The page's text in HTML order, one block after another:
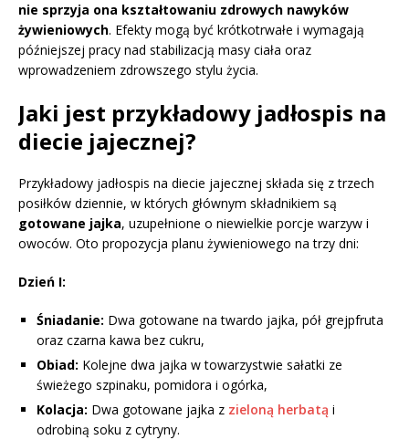
nie sprzyja ona kształtowaniu zdrowych nawyków
żywieniowych. Efekty mogą być krótkotrwałe i wymagają
późniejszej pracy nad stabilizacją masy ciała oraz
wprowadzeniem zdrowszego stylu życia.
Jaki jest przykładowy jadłospis na
diecie jajecznej?
Przykładowy jadłospis na diecie jajecznej składa się z trzech
posiłków dziennie, w których głównym składnikiem są
gotowane jajka, uzupełnione o niewielkie porcje warzyw i
owoców. Oto propozycja planu żywieniowego na trzy dni:
Dzień I:
Śniadanie: Dwa gotowane na twardo jajka, pół grejpfruta
oraz czarna kawa bez cukru,
Obiad: Kolejne dwa jajka w towarzystwie sałatki ze
świeżego szpinaku, pomidora i ogórka,
Kolacja: Dwa gotowane jajka z zieloną herbatą i
odrobiną soku z cytryny.